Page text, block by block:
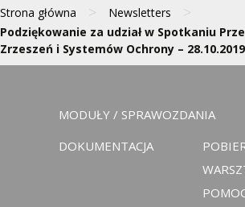
Strona główna > Newsletters >
Podziękowanie za udział w Spotkaniu
Zrzeszeń i Systemów Ochrony – 28.10.2019
MODUŁY / SPRAWOZDANIA
DOKUMENTACJA